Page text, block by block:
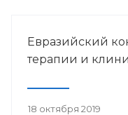
Евразийский
терапии и
18 октября 2019